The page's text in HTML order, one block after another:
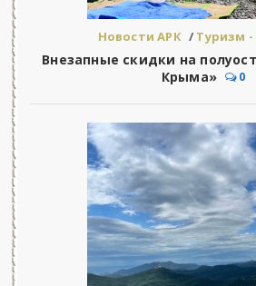
Новости АРК / Туризм
Внезапные скидки на
Крыма»
0